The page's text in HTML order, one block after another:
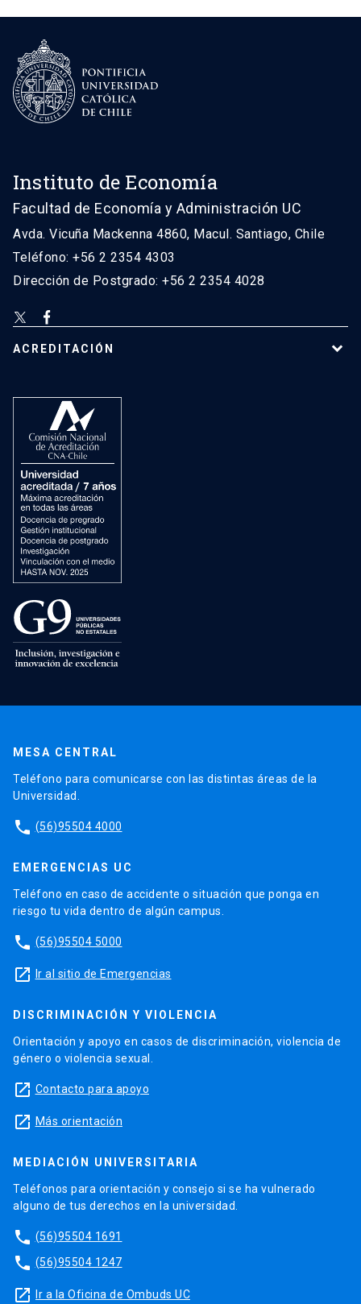
Instituto de Economía
Facultad de Economía y Administración UC
Avda. Vicuña Mackenna 4860, Macul. Santiago, Chile
Teléfono: +56 2 2354 4303
Dirección de Postgrado: +56 2 2354 4028
ACREDITACIÓN
MESA CENTRAL
Teléfono para comunicarse con las distintas áreas de la
Universidad.
phone (56)95504 4000
EMERGENCIAS UC
Teléfono en caso de accidente o situación que ponga en
riesgo tu vida dentro de algún campus.
phone (56)95504 5000
launch Ir al sitio de Emergencias
DISCRIMINACIÓN Y VIOLENCIA
Orientación y apoyo en casos de discriminación, violencia de
género o violencia sexual.
launch Contacto para apoyo
launch Más orientación
MEDIACIÓN UNIVERSITARIA
Teléfonos para orientación y consejo si se ha vulnerado
alguno de tus derechos en la universidad.
phone (56)95504 1691
phone (56)95504 1247
launch Ir a la Oficina de Ombuds UC